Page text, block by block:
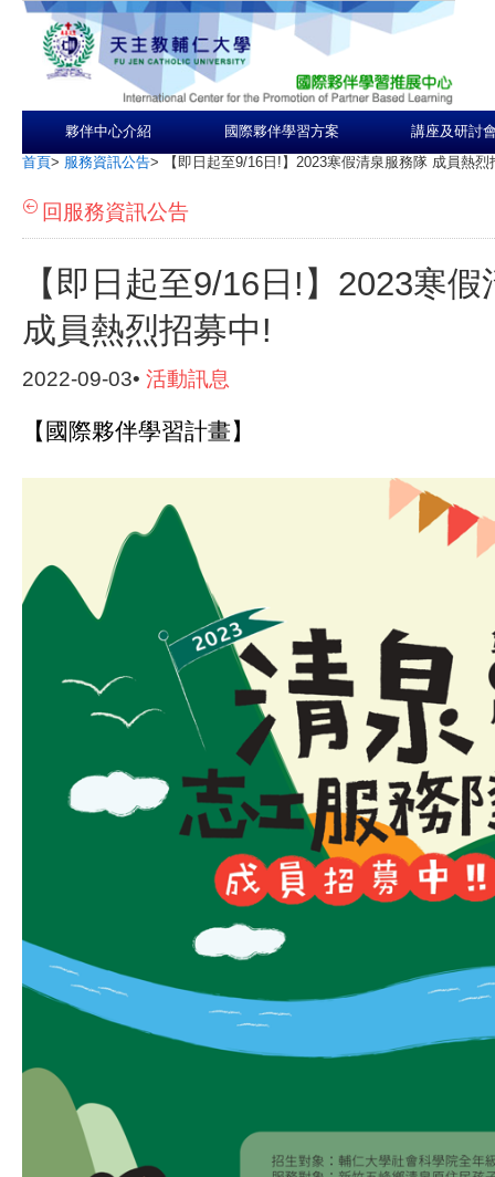
夥伴中心介紹 國際夥伴學習方案 講座及研討
首頁> 服務資訊公告> 【即日起至9/16日!】2023寒假清泉服務隊 成員熱烈
回服務資訊公告
【即日起至9/16日!】2023寒
成員熱烈招募中!
2022-09-03• 活動訊息
【國際夥伴學習計畫】